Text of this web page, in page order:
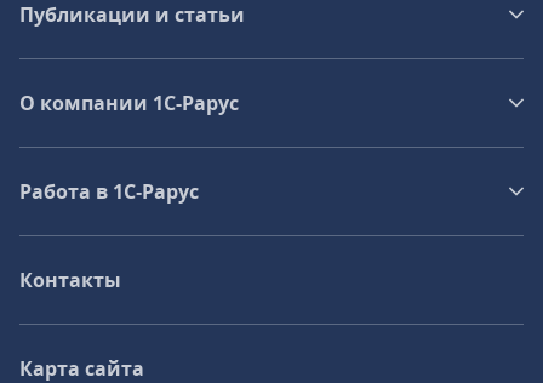
Публикации и статьи
О компании 1C-Рарус
Работа в 1С‑Рарус
Контакты
Карта сайта